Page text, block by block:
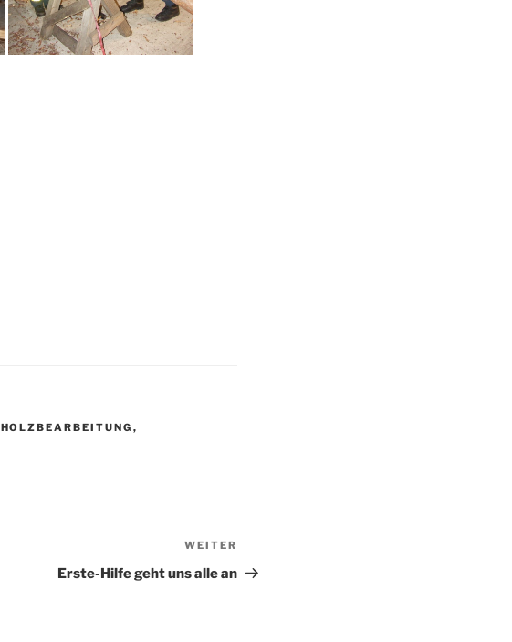
HOLZBEARBEITUNG ,
Beitrag
WEITER
Erste-Hilfe geht uns alle an